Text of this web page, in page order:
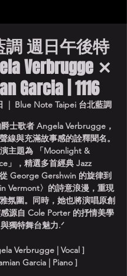
調 週日午後特
Verbrugge ✕
Garcia | 1116
  |
Blue Note Taipei 台北藍調
士歌者 Angela Verbrugge，
線與充滿故事感的詮釋聞名。
主題為 「Moonlight &
」，精選多首經典 Jazz
George Gershwin 的旋律到
Vermont〉的詩意浪漫，重現
氛圍。同時，她也將演唱原創
源自 Cole Porter 的抒情美學
與獨特舞台魅力.ᐟ
Verbrugge | Vocal ]
Garcia | Piano ]